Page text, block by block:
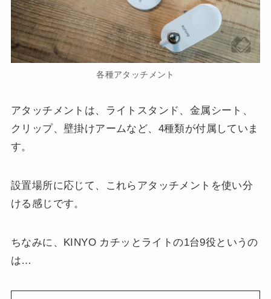
各種アタッチメント
アタッチメントは、ライトスタンド、金属シート、
クリップ、壁掛けアームなど、4種類が付属していま
す。
設置場所に応じて、これらアタッチメントを使い分
ける感じです。
ちなみに、KINYO カチッとライトの1台9役というの
は…